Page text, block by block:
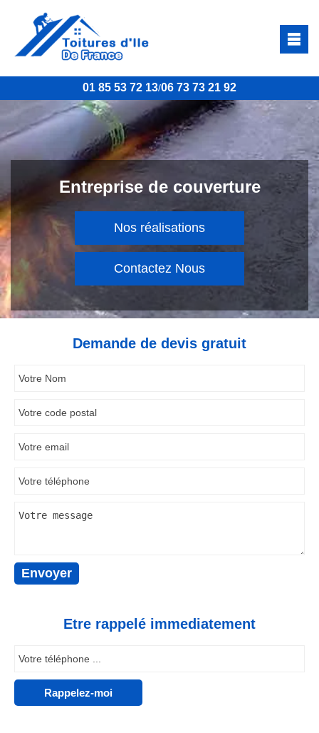
01 85 53 72 13/06 73 73 21 92
Entreprise de couverture
Nos réalisations
Contactez Nous
Demande de devis gratuit
Etre rappelé immediatement